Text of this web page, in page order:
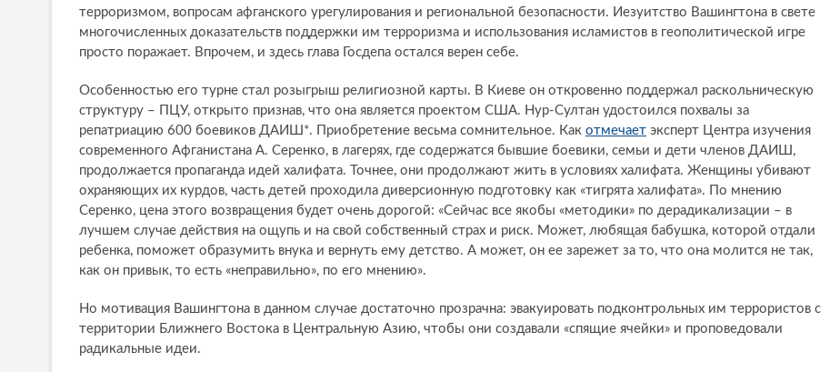
терроризмом, вопросам афганского урегулирования и региональной безопасности. Иезуитство Вашингтона в свете
многочисленных доказательств поддержки им терроризма и использования исламистов в геополитической игре
просто поражает. Впрочем, и здесь глава Госдепа остался верен себе.
Особенностью его турне стал розыгрыш религиозной карты. В Киеве он откровенно поддержал раскольническую
структуру – ПЦУ, открыто признав, что она является проектом США. Нур-Султан удостоился похвалы за
репатриацию 600 боевиков ДАИШ*. Приобретение весьма сомнительное. Как отмечает эксперт Центра изучения
современного Афганистана А. Серенко, в лагерях, где содержатся бывшие боевики, семьи и дети членов ДАИШ,
продолжается пропаганда идей халифата. Точнее, они продолжают жить в условиях халифата. Женщины убивают
охраняющих их курдов, часть детей проходила диверсионную подготовку как «тигрята халифата». По мнению
Серенко, цена этого возвращения будет очень дорогой: «Сейчас все якобы «методики» по дерадикализации – в
лучшем случае действия на ощупь и на свой собственный страх и риск. Может, любящая бабушка, которой отдали
ребенка, поможет образумить внука и вернуть ему детство. А может, он ее зарежет за то, что она молится не так,
как он привык, то есть «неправильно», по его мнению».
Но мотивация Вашингтона в данном случае достаточно прозрачна: эвакуировать подконтрольных им террористов с
территории Ближнего Востока в Центральную Азию, чтобы они создавали «спящие ячейки» и проповедовали
радикальные идеи.